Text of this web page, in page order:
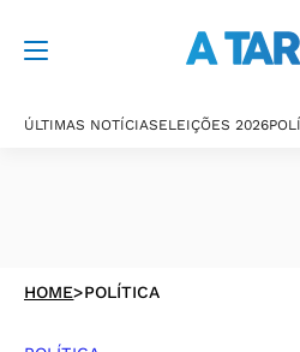
ÚLTIMAS NOTÍCIASELEIÇÕES 2026
HOME>POLÍTICA